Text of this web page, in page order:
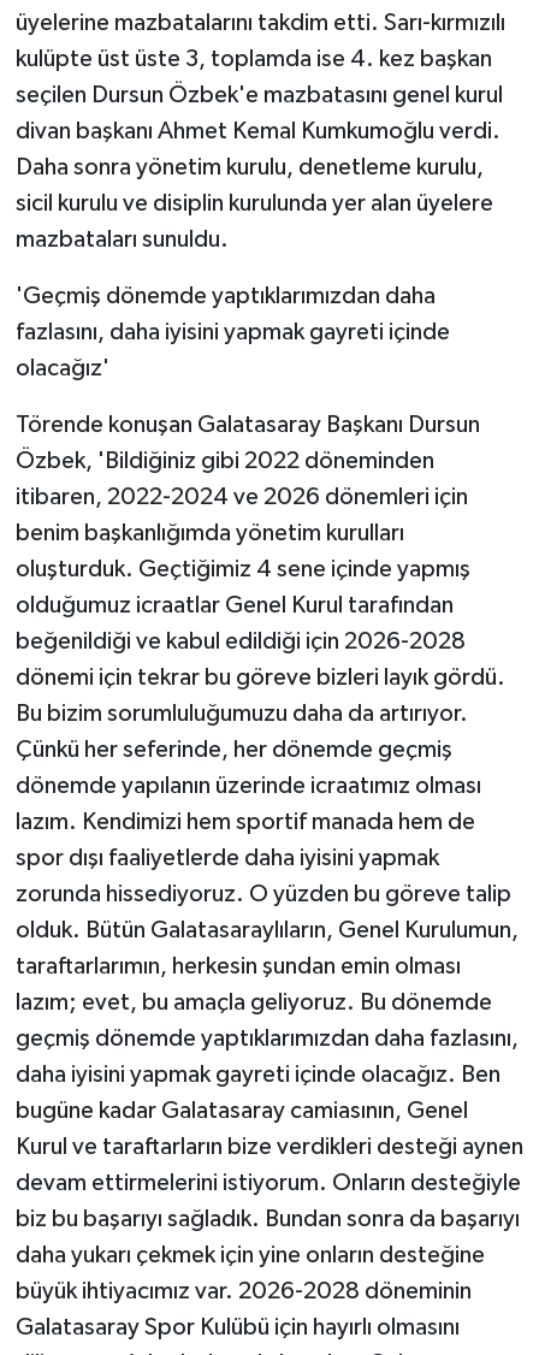
üyelerine mazbatalarını takdim etti. Sarı-kırmızılı
kulüpte üst üste 3, toplamda ise 4. kez başkan
seçilen Dursun Özbek'e mazbatasını genel kurul
divan başkanı Ahmet Kemal Kumkumoğlu verdi.
Daha sonra yönetim kurulu, denetleme kurulu,
sicil kurulu ve disiplin kurulunda yer alan üyelere
mazbataları sunuldu.
'Geçmiş dönemde yaptıklarımızdan daha
fazlasını, daha iyisini yapmak gayreti içinde
olacağız'
Törende konuşan Galatasaray Başkanı Dursun
Özbek, 'Bildiğiniz gibi 2022 döneminden
itibaren, 2022-2024 ve 2026 dönemleri için
benim başkanlığımda yönetim kurulları
oluşturduk. Geçtiğimiz 4 sene içinde yapmış
olduğumuz icraatlar Genel Kurul tarafından
beğenildiği ve kabul edildiği için 2026-2028
dönemi için tekrar bu göreve bizleri layık gördü.
Bu bizim sorumluluğumuzu daha da artırıyor.
Çünkü her seferinde, her dönemde geçmiş
dönemde yapılanın üzerinde icraatımız olması
lazım. Kendimizi hem sportif manada hem de
spor dışı faaliyetlerde daha iyisini yapmak
zorunda hissediyoruz. O yüzden bu göreve talip
olduk. Bütün Galatasaraylıların, Genel Kurulumun,
taraftarlarımın, herkesin şundan emin olması
lazım; evet, bu amaçla geliyoruz. Bu dönemde
geçmiş dönemde yaptıklarımızdan daha fazlasını,
daha iyisini yapmak gayreti içinde olacağız. Ben
bugüne kadar Galatasaray camiasının, Genel
Kurul ve taraftarların bize verdikleri desteği aynen
devam ettirmelerini istiyorum. Onların desteğiyle
biz bu başarıyı sağladık. Bundan sonra da başarıyı
daha yukarı çekmek için yine onların desteğine
büyük ihtiyacımız var. 2026-2028 döneminin
Galatasaray Spor Kulübü için hayırlı olmasını
SİYASET
TEKNOLOJİ
Turizm
ÜLKE GÜNDEMİ
YAŞAM
YEREL